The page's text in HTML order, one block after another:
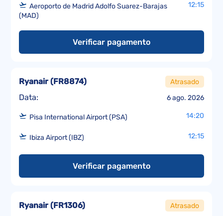
Aeroporto de Madrid Adolfo Suarez-Barajas
(MAD)
12:15
Verificar pagamento
Data: 6 ago. 2026
Ryanair(FR8874) Atrasado
Pisa International Airport (PSA) 14:20
Ibiza Airport (IBZ) 12:15
Verificar pagamento
Ryanair(FR1306) Atrasado